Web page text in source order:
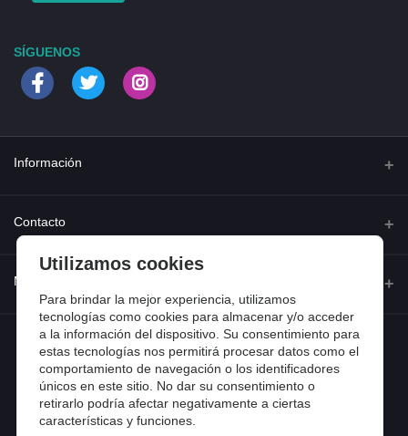
SÍGUENOS
Información
Quienes somos
Preguntas frecuentes
Entradas de blog
Contacto
Calle Ferraz 42, Madrid
Teléfono
918 13 81 81
Email
info@tiendental.com
Mi cuenta
Iniciar sesión
Historial de pedidos
Mi lista de compra
Utilizamos cookies
Para brindar la mejor experiencia, utilizamos
tecnologías como cookies para almacenar y/o acceder
a la información del dispositivo. Su consentimiento para
estas tecnologías nos permitirá procesar datos como el
comportamiento de navegación o los identificadores
únicos en este sitio. No dar su consentimiento o
retirarlo podría afectar negativamente a ciertas
características y funciones.